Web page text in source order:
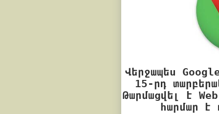
Վերջապես
15-րդ
Թարմացվել է
հարմար է